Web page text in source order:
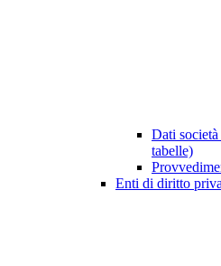
Dati
tabelle)
Enti di diritto